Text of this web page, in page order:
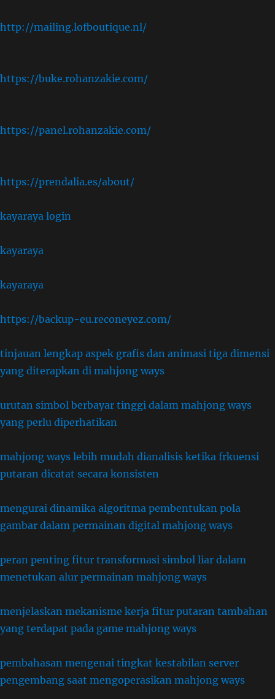
http://mailing.lofboutique.nl/
https://buke.rohanzakie.com/
https://panel.rohanzakie.com/
https://prendalia.es/about/
kayaraya login
kayaraya
kayaraya
https://backup-eu.reconeyez.com/
tinjauan lengkap aspek grafis dan animasi tiga dimensi
yang diterapkan di mahjong ways
urutan simbol berbayar tinggi dalam mahjong ways
yang perlu diperhatikan
mahjong ways lebih mudah dianalisis ketika frkuensi
putaran dicatat secara konsisten
mengurai dinamika algoritma pembentukan pola
gambar dalam permainan digital mahjong ways
peran penting fitur transformasi simbol liar dalam
menetukan alur permainan mahjong ways
menjelaskan mekanisme kerja fitur putaran tambahan
yang terdapat pada game mahjong ways
pembahasan mengenai tingkat kestabilan server
pengembang saat mengoperasikan mahjong ways